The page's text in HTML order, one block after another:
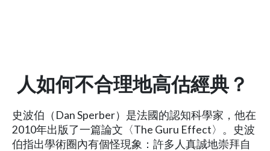
人如何不合理地高估經典？
史波伯（Dan Sperber）是法國的認知科學家，他在
2010年出版了一篇論文〈The Guru Effect〉。史波
伯指出學術圈內有個怪現象：許多人真誠地崇拜自